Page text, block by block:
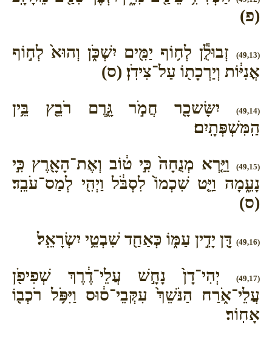
(פ)
(49,13)
זְבוּלֻ֕ן לְח֥וֹף יַמִּ֖ים יִשְׁכֹּ֑ן וְהוּא֙ לְח֣וֹף
אֳנִיּ֔וֹת וְיַרְכָת֖וֹ עַל־צִידֹֽן׃ (ס)
(49,14)
יִשָּׂשכָ֖ר חֲמֹ֣ר גָּ֑רֶם רֹבֵ֖ץ בֵּ֥ין
הַֽמִּשְׁפְּתָֽיִם׃
(49,15)
וַיַּ֤רְא מְנֻחָה֙ כִּ֣י ט֔וֹב וְאֶת־הָאָ֖רֶץ כִּ֣י
נָעֵ֑מָה וַיֵּ֤ט שִׁכְמוֹ֙ לִסְבֹּ֔ל וַיְהִ֖י לְמַס־עֹבֵֽד׃
(ס)
(49,16) דָּ֖ן יָדִ֣ין עַמּ֑וֹ כְּאַחַ֖ד שִׁבְטֵ֥י יִשְׂרָאֵֽל׃
(49,17)
יְהִי־דָן֙ נָחָ֣שׁ עֲלֵי־דֶ֔רֶךְ שְׁפִיפֹ֖ן
עֲלֵי־אֹ֑רַח הַנֹּשֵׁךְ֙ עִקְּבֵי־ס֔וּס וַיִּפֹּ֥ל רֹכְב֖וֹ
אָחֽוֹר׃